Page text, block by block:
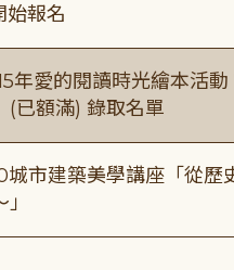
始報名
年愛的閱讀時光繪本活
(已額滿) 錄取名單
城市建築美學講座「從歷